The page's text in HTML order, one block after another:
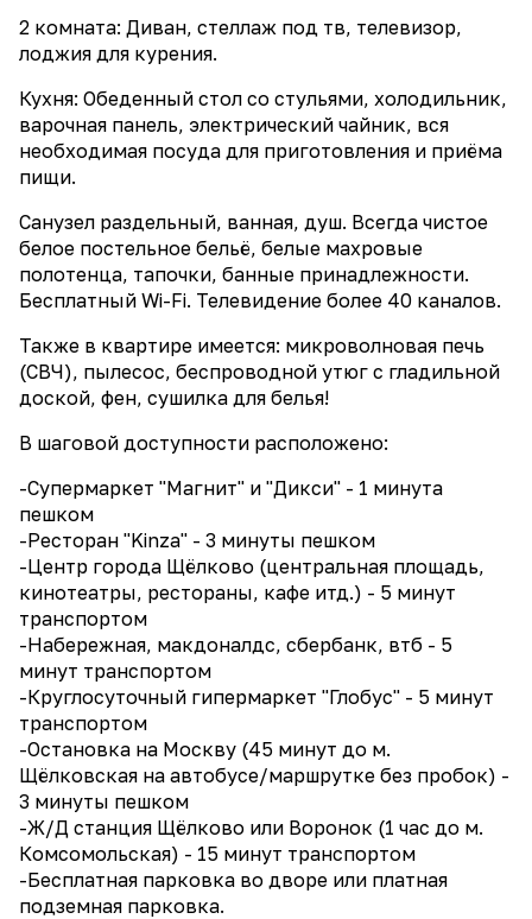
2 комната: Диван, стеллаж под тв, телевизор,
лоджия для курения.
Кухня: Обеденный стол со стульями, холодильник,
варочная панель, электрический чайник, вся
необходимая посуда для приготовления и приёма
пищи.
Санузел раздельный, ванная, душ. Всегда чистое
белое постельное бельё, белые махровые
полотенца, тапочки, банные принадлежности.
Бесплатный Wi-Fi. Телевидение более 40 каналов.
Также в квартире имеется: микроволновая печь
(СВЧ), пылесос, беспроводной утюг с гладильной
доской, фен, сушилка для белья!
В шаговой доступности расположено:
-Супермаркет "Магнит" и "Дикси" - 1 минута
пешком
-Ресторан "Kinza" - 3 минуты пешком
-Центр города Щёлково (центральная площадь,
кинотеатры, рестораны, кафе итд.) - 5 минут
транспортом
-Набережная, макдоналдс, сбербанк, втб - 5
минут транспортом
-Круглосуточный гипермаркет "Глобус" - 5 минут
транспортом
-Остановка на Москву (45 минут до м.
Щёлковская на автобусе/маршрутке без пробок) -
3 минуты пешком
-Ж/Д станция Щёлково или Воронок (1 час до м.
Комсомольская) - 15 минут транспортом
-Бесплатная парковка во дворе или платная
подземная парковка.